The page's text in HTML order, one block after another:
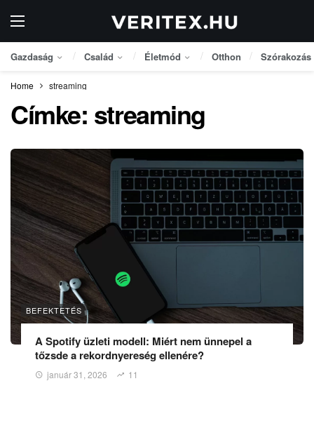
Gazdaság Család Életmód Otthon Szórakozás
Home streaming
Címke: streaming
BEFEKTETÉS
A Spotify üzleti modell: Miért nem ünnepel a
tőzsde a rekordnyereség ellenére?
január 31, 2026 11